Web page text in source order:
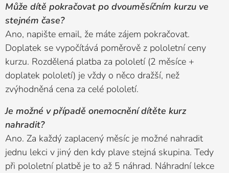
Může dítě pokračovat po dvouměsíčním kurzu ve
stejném čase?
Ano, napište email, že máte zájem pokračovat.
Doplatek se vypočítává poměrově z pololetní ceny
kurzu. Rozdělená platba za pololetí (2 měsíce +
doplatek pololetí) je vždy o něco dražší, než
zvýhodněná cena za celé pololetí.
Je možné v případě onemocnění dítěte kurz
nahradit?
Ano. Za každý zaplacený měsíc je možné nahradit
jednu lekci v jiný den kdy plave stejná skupina. Tedy
při pololetní platbě je to až 5 náhrad. Náhradní lekce